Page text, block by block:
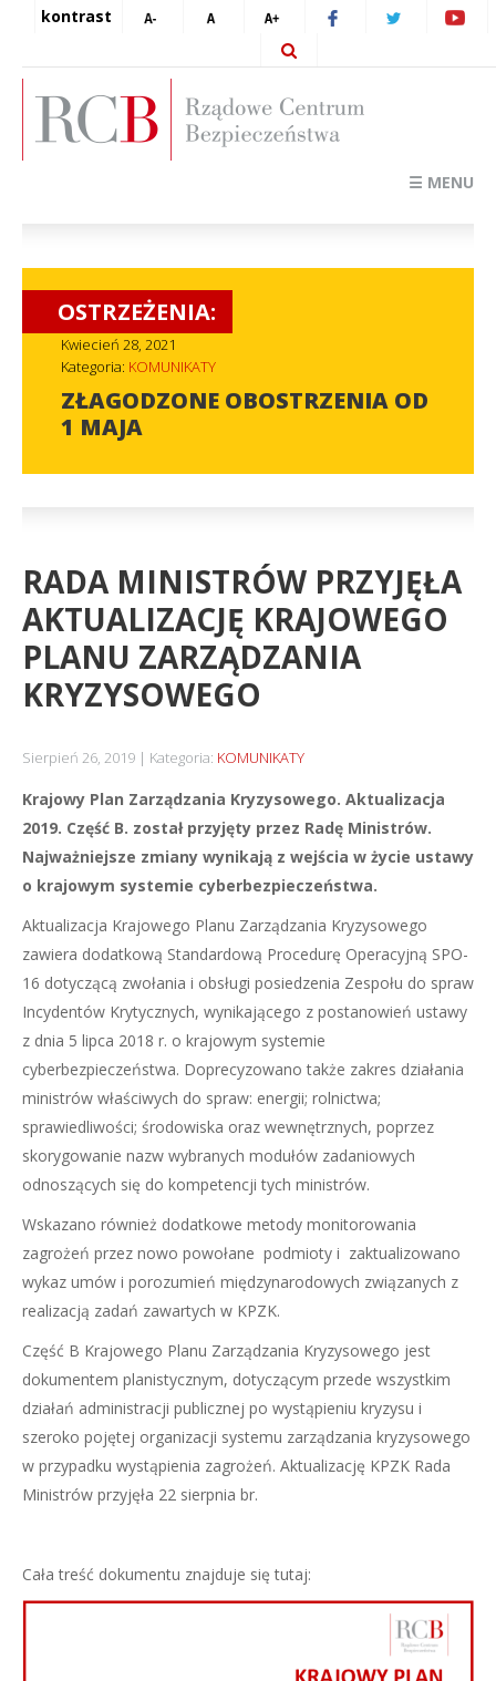
kontrast
☰ MENU
OSTRZEŻENIA:
Kwiecień 28, 2021
Kategoria: KOMUNIKATY
ZŁAGODZONE OBOSTRZENIA OD
1 MAJA
RADA MINISTRÓW PRZYJĘŁA
AKTUALIZACJĘ KRAJOWEGO
PLANU ZARZĄDZANIA
KRYZYSOWEGO
Sierpień 26, 2019 Kategoria: KOMUNIKATY
Krajowy Plan Zarządzania Kryzysowego. Aktualizacja
2019. Część B. został przyjęty przez Radę Ministrów.
Najważniejsze zmiany wynikają z wejścia w życie ustawy
o krajowym systemie cyberbezpieczeństwa.
Aktualizacja Krajowego Planu Zarządzania Kryzysowego
zawiera dodatkową Standardową Procedurę Operacyjną SPO-
16 dotyczącą zwołania i obsługi posiedzenia Zespołu do spraw
Incydentów Krytycznych, wynikającego z postanowień ustawy
z dnia 5 lipca 2018 r. o krajowym systemie
cyberbezpieczeństwa. Doprecyzowano także zakres działania
ministrów właściwych do spraw: energii; rolnictwa;
sprawiedliwości; środowiska oraz wewnętrznych, poprzez
skorygowanie nazw wybranych modułów zadaniowych
odnoszących się do kompetencji tych ministrów.
Wskazano również dodatkowe metody monitorowania
zagrożeń przez nowo powołane podmioty i zaktualizowano
wykaz umów i porozumień międzynarodowych związanych z
realizacją zadań zawartych w KPZK.
Część B Krajowego Planu Zarządzania Kryzysowego jest
dokumentem planistycznym, dotyczącym przede wszystkim
działań administracji publicznej po wystąpieniu kryzysu i
szeroko pojętej organizacji systemu zarządzania kryzysowego
w przypadku wystąpienia zagrożeń. Aktualizację KPZK Rada
Ministrów przyjęła 22 sierpnia br.
Cała treść dokumentu znajduje się tutaj: